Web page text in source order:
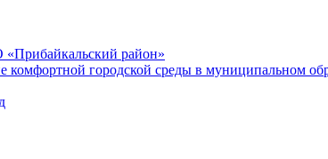
район»
городской среды в муниципальном